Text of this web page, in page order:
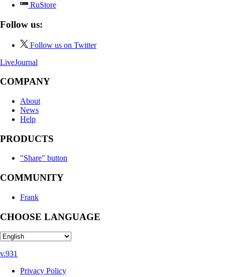
RuStore
Follow us:
Follow us on Twitter
LiveJournal
COMPANY
About
News
Help
PRODUCTS
"Share" button
COMMUNITY
Frank
CHOOSE LANGUAGE
v.931
Privacy Policy